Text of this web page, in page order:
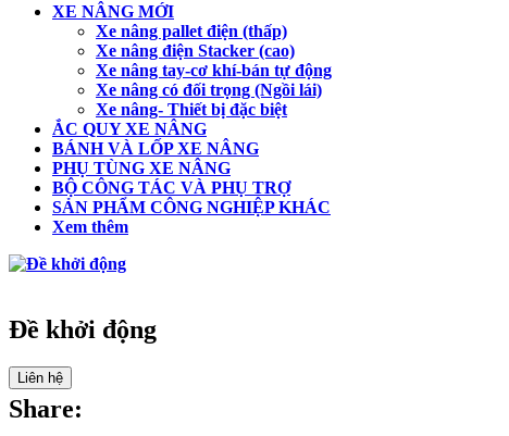
XE NÂNG MỚI
Xe nâng pallet điện (thấp)
Xe nâng điện Stacker (cao)
Xe nâng tay-cơ khí-bán tự động
Xe nâng có đối trọng (Ngồi lái)
Xe nâng- Thiết bị đặc biệt
ẮC QUY XE NÂNG
BÁNH VÀ LỐP XE NÂNG
PHỤ TÙNG XE NÂNG
BỘ CÔNG TÁC VÀ PHỤ TRỢ
SẢN PHẨM CÔNG NGHIỆP KHÁC
Xem thêm
Đề khởi động
Liên hệ
Share: